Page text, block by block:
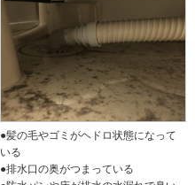
●髪の毛やゴミがヘドロ状態になって
いる
●排水口の奥がつまっている